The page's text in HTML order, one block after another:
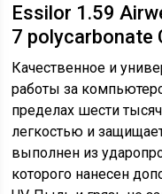
Essilor 1.59
7 polycarbonate
Качественное и
работы за
пределах шести
легкостью и
выполнен из
которого нанесен